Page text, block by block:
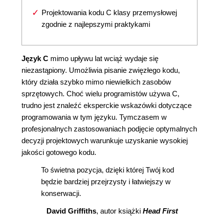
Projektowania kodu C klasy przemysłowej
zgodnie z najlepszymi praktykami
Język C mimo upływu lat wciąż wydaje się
niezastąpiony. Umożliwia pisanie zwięzłego kodu,
który działa szybko mimo niewielkich zasobów
sprzętowych. Choć wielu programistów używa C,
trudno jest znaleźć eksperckie wskazówki dotyczące
programowania w tym języku. Tymczasem w
profesjonalnych zastosowaniach podjęcie optymalnych
decyzji projektowych warunkuje uzyskanie wysokiej
jakości gotowego kodu.
To świetna pozycja, dzięki której Twój kod
będzie bardziej przejrzysty i łatwiejszy w
konserwacji.
David Griffiths, autor książki Head First